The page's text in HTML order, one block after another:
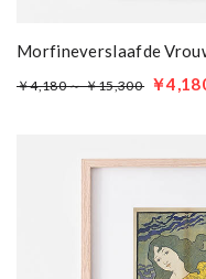
Morfineverslaafde
￥4,180 ～ ￥15,300 ￥